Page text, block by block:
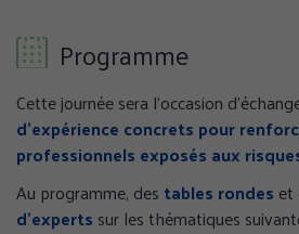
Programme
Cette journée sera l’occasion
d’expérience concrets pour
professionnels exposés aux
Au programme, des tables rondes et
d’experts sur les thématiques